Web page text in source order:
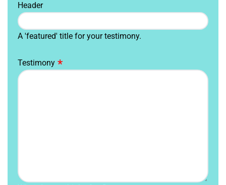
Header
A 'featured' title for your testimony.
Testimony